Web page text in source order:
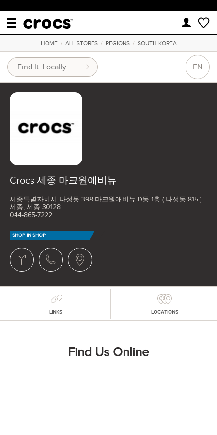
HOME/ ALL STORES/ REGIONS/ SOUTH KOREA
EN
Crocs 세종 마크원에비뉴
세종특별자치시 나성동 398 마크원애비뉴 D동 1층 ( 나성동 815 )
세종, 세종 30128
044-865-7222
SHOP IN SHOP
LINKS LOCATIONS
Find Us Online